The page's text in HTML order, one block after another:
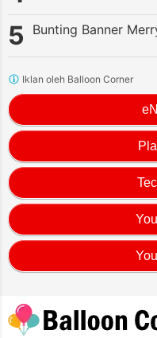
Bunting Banner
Iklan oleh Balloon Corner